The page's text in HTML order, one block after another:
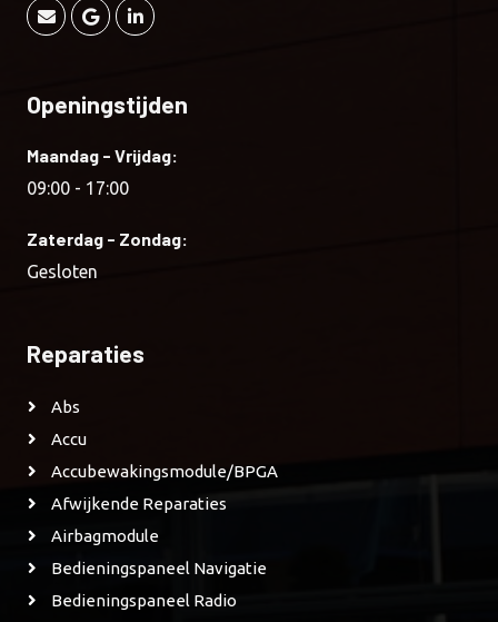
Openingstijden
Maandag - Vrijdag:
09:00 - 17:00
Zaterdag - Zondag:
Gesloten
Reparaties
Abs
Accu
Accubewakingsmodule/BPGA
Afwijkende Reparaties
Airbagmodule
Bedieningspaneel Navigatie
Bedieningspaneel Radio